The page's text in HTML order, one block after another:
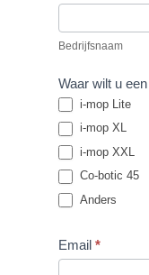
Bedrijfsnaam
Waar wilt u
i-mop Lite
i-mop XL
i-mop XXL
Co-botic 45
Anders
Email *